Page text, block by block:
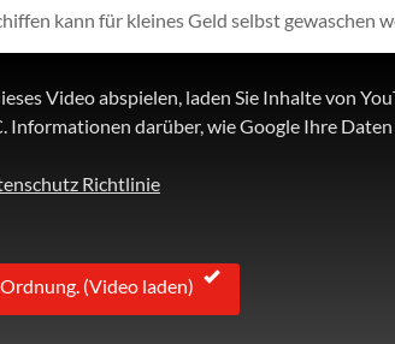
kann für kleines Geld selbst gewaschen
Video abspielen, laden Sie Inhalte von
Informationen darüber, wie Google Ihre
Richtlinie
(Video laden)